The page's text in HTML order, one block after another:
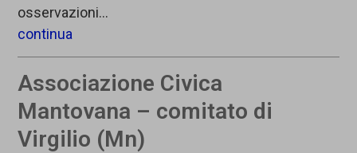
osservazioni…
continua
Associazione Civica
Mantovana – comitato di
Virgilio (Mn)